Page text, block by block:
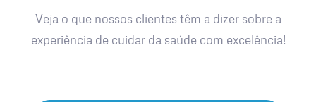
Veja o que nossos clientes têm a dizer sobre a
experiência de cuidar da saúde com excelência!